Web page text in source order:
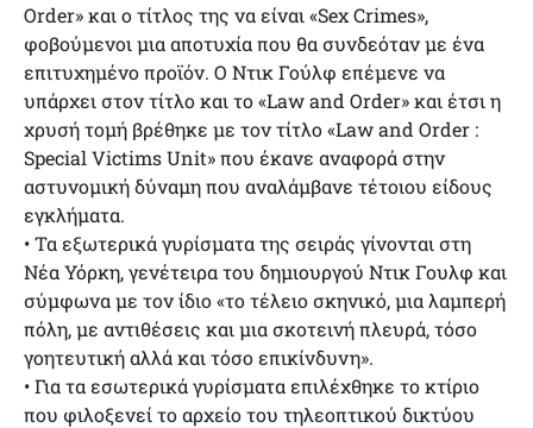
Order» και ο τίτλος της να είναι «Sex Crimes»,
φοβούμενοι μια αποτυχία που θα συνδεόταν με ένα
επιτυχημένο προϊόν. Ο Ντικ Γούλφ επέμενε να
υπάρχει στον τίτλο και το «Law and Order» και έτσι η
χρυσή τομή βρέθηκε με τον τίτλο «Law and Order :
Special Victims Unit» που έκανε αναφορά στην
αστυνομική δύναμη που αναλάμβανε τέτοιου είδους
εγκλήματα.
• Τα εξωτερικά γυρίσματα της σειράς γίνονται στη
Νέα Υόρκη, γενέτειρα του δημιουργού Ντικ Γουλφ και
σύμφωνα με τον ίδιο «το τέλειο σκηνικό, μια λαμπερή
πόλη, με αντιθέσεις και μια σκοτεινή πλευρά, τόσο
γοητευτική αλλά και τόσο επικίνδυνη».
• Για τα εσωτερικά γυρίσματα επιλέχθηκε το κτίριο
που φιλοξενεί το αρχείο του τηλεοπτικού δικτύου